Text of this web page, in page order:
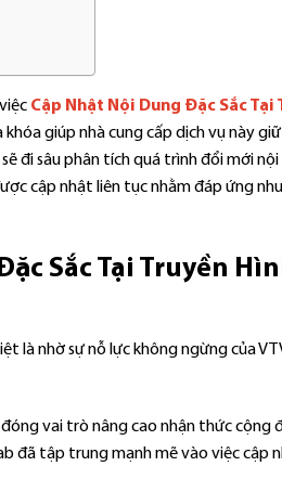
Cập Nhật Nội Dung Đặc Sắc Tại
giúp nhà cung cấp dịch vụ này
đi sâu phân tích quá trình đổi mới nội
cập nhật liên tục nhằm đáp ứng
Sắc Tại Truyền
là nhờ sự nỗ lực không ngừng của
vai trò nâng cao nhận thức cộng
đã tập trung mạnh mẽ vào việc cập